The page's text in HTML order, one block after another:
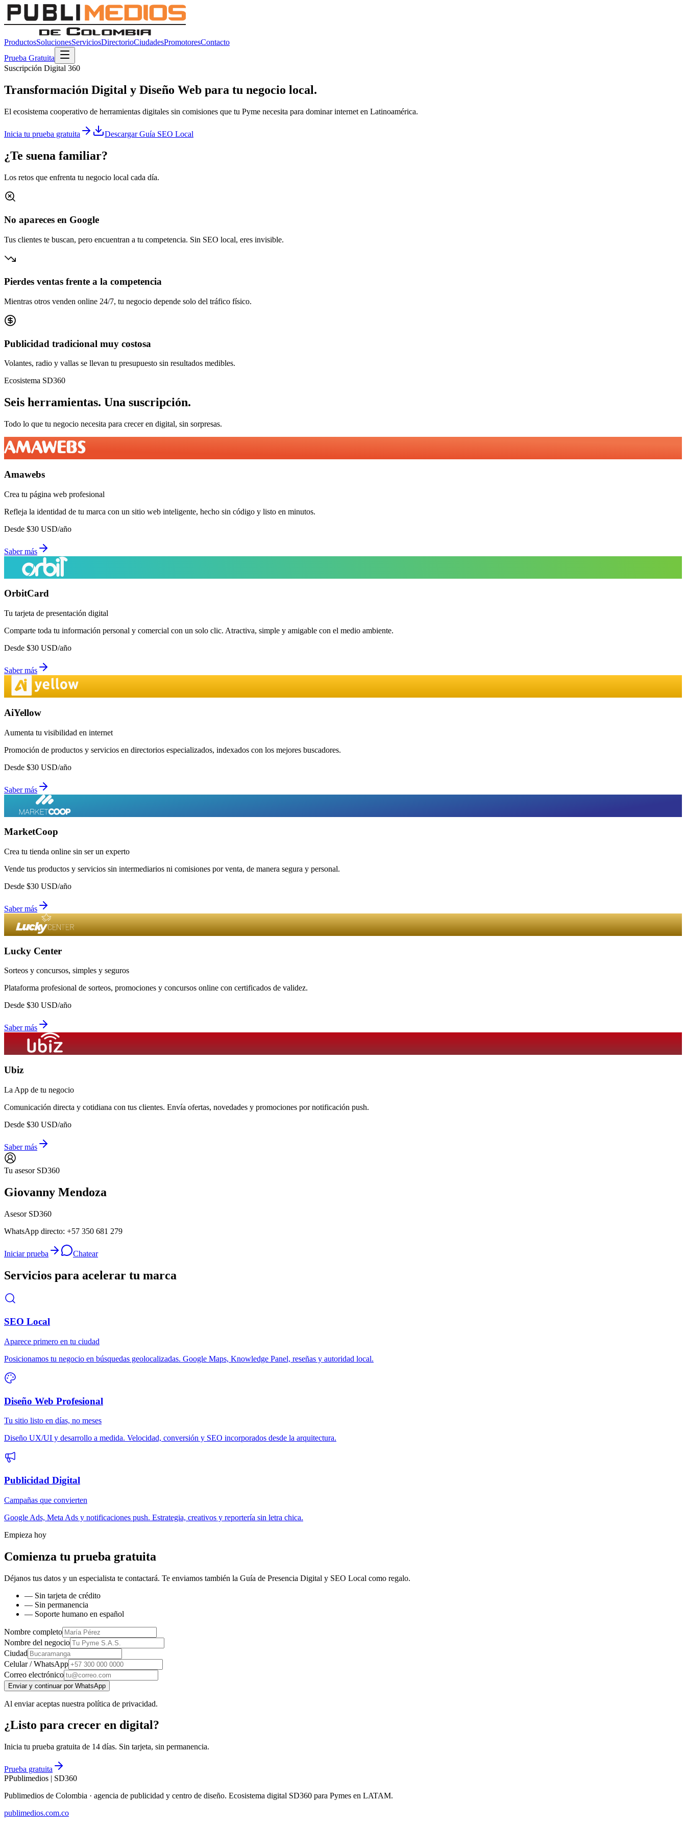
ProductosSolucionesServiciosDirectorioCiudadesPromotoresContacto
Prueba Gratuita
Suscripción Digital 360
Transformación Digital y Diseño Web para tu negocio local.
El ecosistema cooperativo de herramientas digitales sin comisiones que tu Pyme necesita para dominar internet en Latinoamérica.
Inicia tu prueba gratuita Descargar Guía SEO Local
¿Te suena familiar?
Los retos que enfrenta tu negocio local cada día.
No apareces en Google
Tus clientes te buscan, pero encuentran a tu competencia. Sin SEO local, eres invisible.
Pierdes ventas frente a la competencia
Mientras otros venden online 24/7, tu negocio depende solo del tráfico físico.
Publicidad tradicional muy costosa
Volantes, radio y vallas se llevan tu presupuesto sin resultados medibles.
Ecosistema SD360
Seis herramientas. Una suscripción.
Todo lo que tu negocio necesita para crecer en digital, sin sorpresas.
Amawebs
Crea tu página web profesional
Refleja la identidad de tu marca con un sitio web inteligente, hecho sin código y listo en minutos.
Desde $30 USD/año
Saber más
OrbitCard
Tu tarjeta de presentación digital
Comparte toda tu información personal y comercial con un solo clic. Atractiva, simple y amigable con el medio ambiente.
Desde $30 USD/año
Saber más
AiYellow
Aumenta tu visibilidad en internet
Promoción de productos y servicios en directorios especializados, indexados con los mejores buscadores.
Desde $30 USD/año
Saber más
MarketCoop
Crea tu tienda online sin ser un experto
Vende tus productos y servicios sin intermediarios ni comisiones por venta, de manera segura y personal.
Desde $30 USD/año
Saber más
Lucky Center
Sorteos y concursos, simples y seguros
Plataforma profesional de sorteos, promociones y concursos online con certificados de validez.
Desde $30 USD/año
Saber más
Ubiz
La App de tu negocio
Comunicación directa y cotidiana con tus clientes. Envía ofertas, novedades y promociones por notificación push.
Desde $30 USD/año
Saber más
Tu asesor SD360
Giovanny Mendoza
Asesor SD360
WhatsApp directo: +57 350 681 279
Iniciar prueba Chatear
Servicios para acelerar tu marca
SEO Local
Aparece primero en tu ciudad
Posicionamos tu negocio en búsquedas geolocalizadas. Google Maps, Knowledge Panel, reseñas y autoridad local.
Diseño Web Profesional
Tu sitio listo en días, no meses
Diseño UX/UI y desarrollo a medida. Velocidad, conversión y SEO incorporados desde la arquitectura.
Publicidad Digital
Campañas que convierten
Google Ads, Meta Ads y notificaciones push. Estrategia, creativos y reportería sin letra chica.
Empieza hoy
Comienza tu prueba gratuita
Déjanos tus datos y un especialista te contactará. Te enviamos también la Guía de Presencia Digital y SEO Local como regalo.
— Sin tarjeta de crédito
— Sin permanencia
— Soporte humano en español
Nombre completo
Nombre del negocio
Ciudad
Celular / WhatsApp
Correo electrónico
Enviar y continuar por WhatsApp
Al enviar aceptas nuestra política de privacidad.
¿Listo para crecer en digital?
Inicia tu prueba gratuita de 14 días. Sin tarjeta, sin permanencia.
Prueba gratuita
PPublimedios | SD360
Publimedios de Colombia · agencia de publicidad y centro de diseño. Ecosistema digital SD360 para Pymes en LATAM.
publimedios.com.co